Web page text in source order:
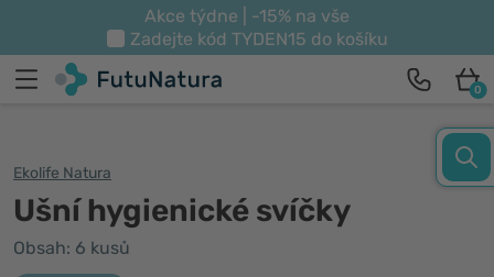
Akce týdne | -15% na vše
Zadejte kód TYDEN15 do košíku
0
Ekolife Natura
Ušní hygienické svíčky
Obsah: 6 kusů